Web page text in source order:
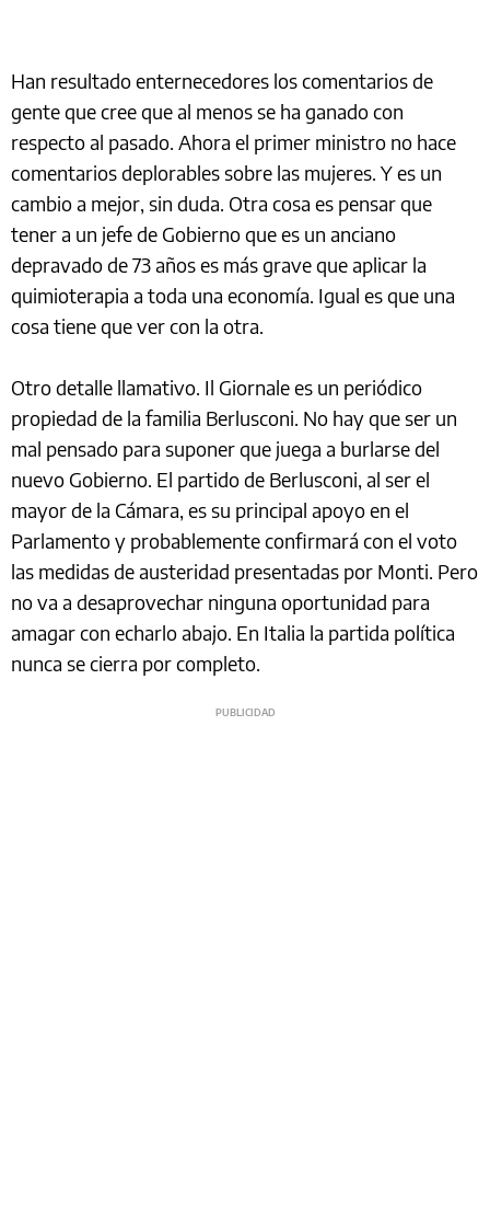
Han resultado enternecedores los comentarios de
gente que cree que al menos se ha ganado con
respecto al pasado. Ahora el primer ministro no hace
comentarios deplorables sobre las mujeres. Y es un
cambio a mejor, sin duda. Otra cosa es pensar que
tener a un jefe de Gobierno que es un anciano
depravado de 73 años es más grave que aplicar la
quimioterapia a toda una economía. Igual es que una
cosa tiene que ver con la otra.
Otro detalle llamativo. Il Giornale es un periódico
propiedad de la familia Berlusconi. No hay que ser un
mal pensado para suponer que juega a burlarse del
nuevo Gobierno. El partido de Berlusconi, al ser el
mayor de la Cámara, es su principal apoyo en el
Parlamento y probablemente confirmará con el voto
las medidas de austeridad presentadas por Monti. Pero
no va a desaprovechar ninguna oportunidad para
amagar con echarlo abajo. En Italia la partida política
nunca se cierra por completo.